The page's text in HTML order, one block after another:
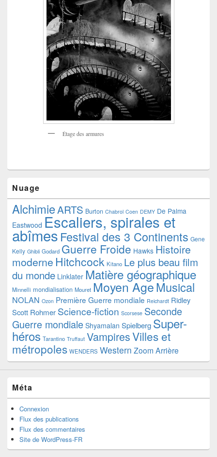
Étage des armures
Nuage
AlchimieARTS Burton Chabrol Coen DEMY De Palma
Eastwood Escaliers, spirales et
abîmes Festival des 3 Continents Gene
Kelly Ghibli Godard Guerre Froide Hawks Histoire
moderne Hitchcock Kitano Le plus beau film
du monde Linklater Matière géographique
Minnelli mondialisation Mouret Moyen AgeMusical
NOLAN Ozon Première Guerre mondiale Reichardt Ridley
Scott Rohmer Science-fiction Scorsese Seconde
Guerre mondiale Shyamalan Spielberg Super-
héros Tarantino Truffaut VampiresVilles et
métropoles WENDERS Western Zoom Arrière
Méta
Connexion
Flux des publications
Flux des commentaires
Site de WordPress-FR